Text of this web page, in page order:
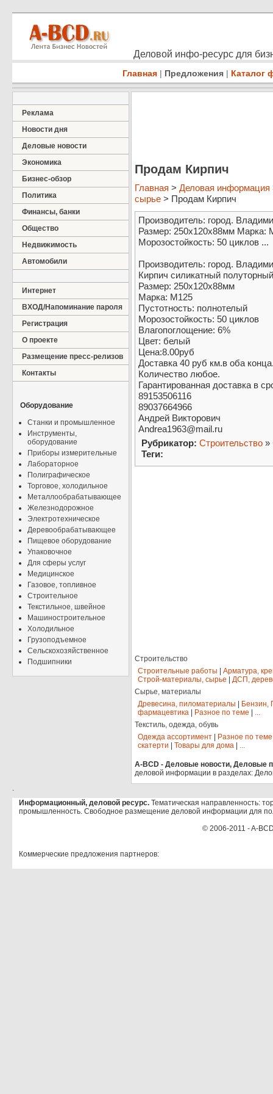
Деловой инфо-ресурс для
Главная | Предложения | Каталог
Реклама
Новости дня
Деловые новости
Экономика
Бизнес-обзор
Политика
Финансы, банки
Общество
Недвижимость
Автомобили
Интернет
ВХОД/Напоминание пароля
Регистрация
О проекте
Размещение пресс-релизов
Контакты
Оборудование
Станки и промышленное
Инструменты,
оборудование
Приборы измерительные
Лабораторное
Полиграфическое
Торговое, холодильное
Металлообрабатывающее
Железнодорожное
Электротехническое
Деревообрабатывающее
Пищевое оборудование
Упаковочное
Для сферы услуг
Медицинское
Газовое, топливное
Строительное
Текстильное, швейное
Машиностроительное
Холодильное
Грузоподъемное
Сельскохозяйственное
Подшипники
Продам Кирпич
Главная > Деловая информация
сырье > Продам Кирпич
Производитель: город.
Размер: 250x120х88мм Марка:
Морозостойкость: 50 циклов ...
Производитель: город.
Кирпич силикатный полуторный
Размер: 250x120х88мм
Марка: М125
Пустотность: полнотелый
Морозостойкость: 50 циклов
Влагопоглощение: 6%
Цвет: белый
Цена:8.00руб
Доставка 40 руб км.в оба
Количество любое.
Гарантированная доставка в
89153506116
89037664966
Андрей Викторович
Andrea1963@mail.ru
Рубрикатор: Строительство »
Теги:
Строительство
Строительные работы
Арматура,
Строй-материалы, сырье
ДСП,
Сырье, материалы
Древесина, пиломатериалы
Бензин,
фармацевтика
Разное по теме
...
Текстиль, одежда, обувь
Одежда ассортимент
Разное по теме
скатерти
Товары для дома ...
A-BCD - Деловые новости, Деловые
деловой информации в разделах:
.
Информационный, деловой ресурс. Тематическая направленность:
промышленность. Свободное размещение деловой информации для
© 2006-2011 - A-
Коммерческие предложения партнеров: